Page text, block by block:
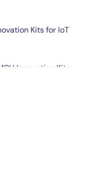
Kits for IoT
Innovation Kits